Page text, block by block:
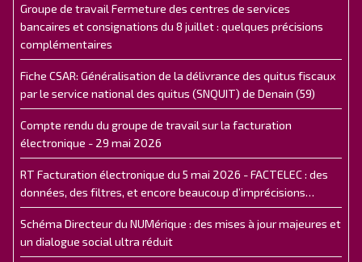
Groupe de travail Fermeture des centres de services
bancaires et consignations du 8 juillet : quelques précisions
complémentaires
Fiche CSAR: Généralisation de la délivrance des quitus fiscaux
par le service national des quitus (SNQUIT) de Denain (59)
Compte rendu du groupe de travail sur la facturation
électronique - 29 mai 2026
RT Facturation électronique du 5 mai 2026 - FACTELEC : des
données, des filtres, et encore beaucoup d’imprécisions…
Schéma Directeur du NUMérique : des mises à jour majeures et
un dialogue social ultra réduit